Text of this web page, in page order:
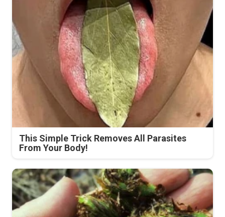
This Simple Trick Removes All Parasites
From Your Body!